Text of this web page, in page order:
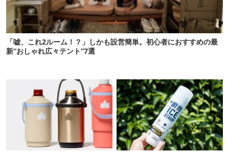
「嘘、これ2ルーム！？」しかも設営簡単。初心者におすすめの最
新“おしゃれ広々テント”7選